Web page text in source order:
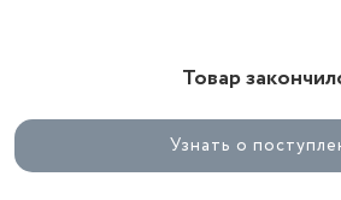
Товар
Узнать о